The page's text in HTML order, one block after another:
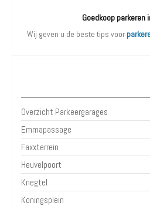
Goedkoop parkeren
Wij geven u de beste tips voor
Overzicht Parkeergarages
Emmapassage
Faxxterrein
Heuvelpoort
Knegtel
Koningsplein